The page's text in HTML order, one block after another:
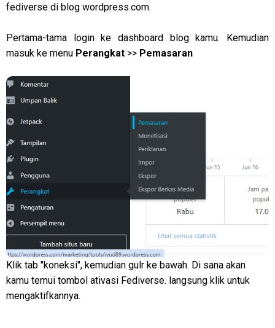
fediverse di blog wordpress.com.
Pertama-tama login ke dashboard blog kamu. Kemudian
masuk ke menu Perangkat >> Pemasaran
Klik tab "koneksi", kemudian gulr ke bawah. Di sana akan
kamu temui tombol ativasi Fediverse. langsung klik untuk
mengaktifkannya.